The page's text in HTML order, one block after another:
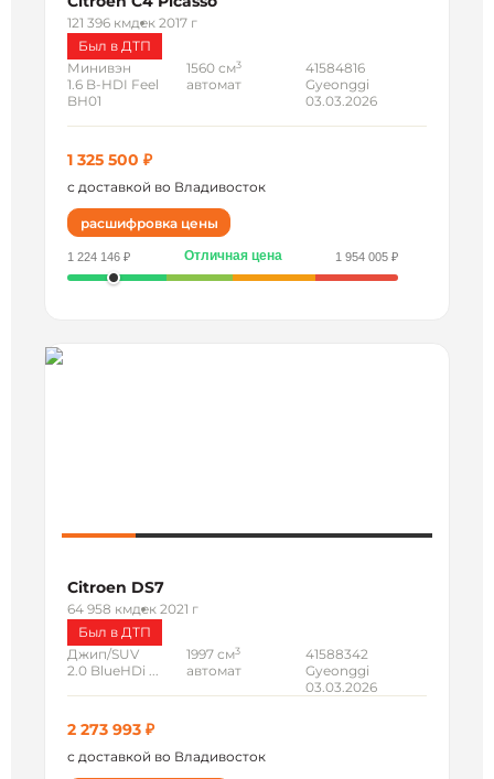
121 396 кмдек 2017 г
Был в ДТП
Минивэн
1.6 B-HDI Feel
BH01
1560 см3
автомат
41584816
Gyeonggi
03.03.2026
1 325 500 ₽
с доставкой во Владивосток
расшифровка цены
1 224 146 ₽ Отличная цена 1 954 005 ₽
Citroen DS7
64 958 кмдек 2021 г
Был в ДТП
Джип/SUV
2.0 BlueHDi ...
1997 см3
автомат
41588342
Gyeonggi
03.03.2026
2 273 993 ₽
с доставкой во Владивосток